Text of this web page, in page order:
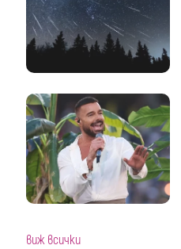
виж всички